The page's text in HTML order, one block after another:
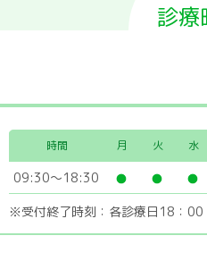
診療
時間 月 火 水
09:30～18:30
※受付終了時刻：各診療日18：00